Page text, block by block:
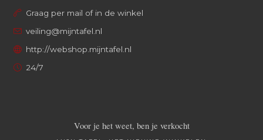
Graag per mail of in de winkel
veiling@mijntafel.nl
http://webshop.mijntafel.nl
24/7
Voor je het weet, ben je verkocht